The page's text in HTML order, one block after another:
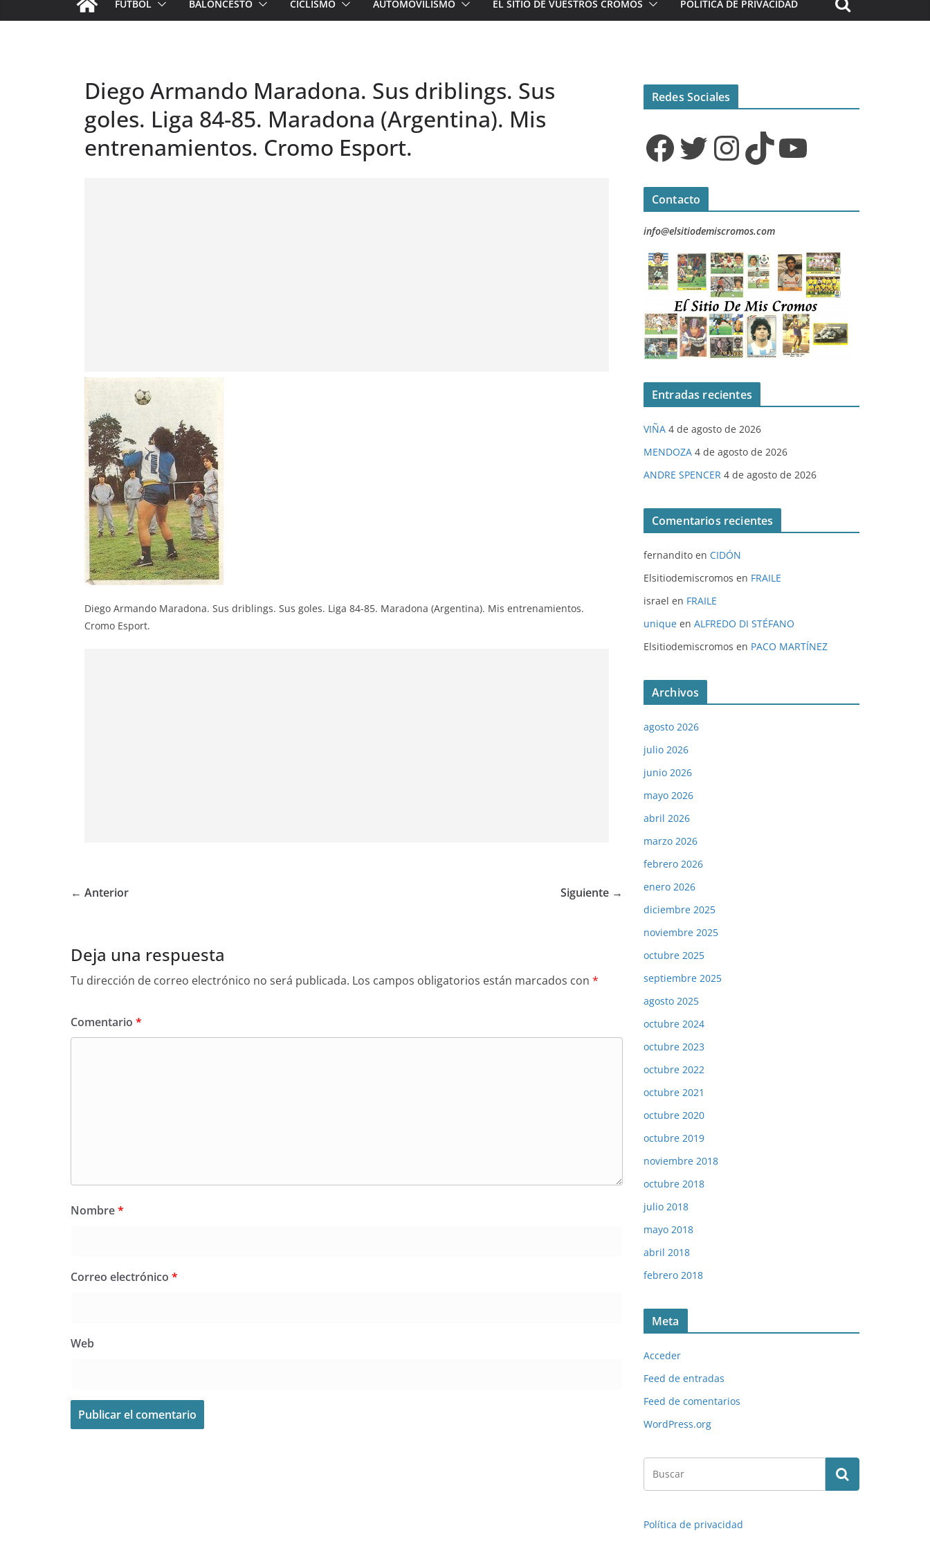
FÚTBOL BALONCESTO CICLISMO AUTOMOVILISMO EL SITIO DE VUESTROS CROMOS POLÍTICA DE PRIVACIDAD
Diego Armando Maradona. Sus driblings. Sus
goles. Liga 84-85. Maradona (Argentina). Mis
entrenamientos. Cromo Esport.
Diego Armando Maradona. Sus driblings. Sus goles. Liga 84-85. Maradona (Argentina). Mis entrenamientos.
Cromo Esport.
← Anterior Siguiente →
Deja una respuesta
Tu dirección de correo electrónico no será publicada. Los campos obligatorios están marcados con *
Comentario *
Nombre*
Correo electrónico *
Web
Redes Sociales
Facebook Twitter InstagramTikTok YouTube
Contacto
info@elsitiodemiscromos.com
Entradas recientes
VIÑA 4 de agosto de 2026
MENDOZA 4 de agosto de 2026
ANDRE SPENCER 4 de agosto de 2026
Comentarios recientes
fernandito en CIDÓN
Elsitiodemiscromos en FRAILE
israel en FRAILE
unique en ALFREDO DI STÉFANO
Elsitiodemiscromos en PACO MARTÍNEZ
Archivos
agosto 2026
julio 2026
junio 2026
mayo 2026
abril 2026
marzo 2026
febrero 2026
enero 2026
diciembre 2025
noviembre 2025
octubre 2025
septiembre 2025
agosto 2025
octubre 2024
octubre 2023
octubre 2022
octubre 2021
octubre 2020
octubre 2019
noviembre 2018
octubre 2018
julio 2018
mayo 2018
abril 2018
febrero 2018
Meta
Acceder
Feed de entradas
Feed de comentarios
WordPress.org
Política de privacidad